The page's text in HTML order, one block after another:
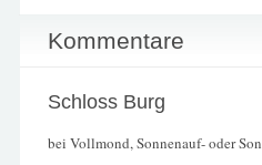
Kommentare
Schloss Burg
bei Vollmond, Sonnenauf- oder